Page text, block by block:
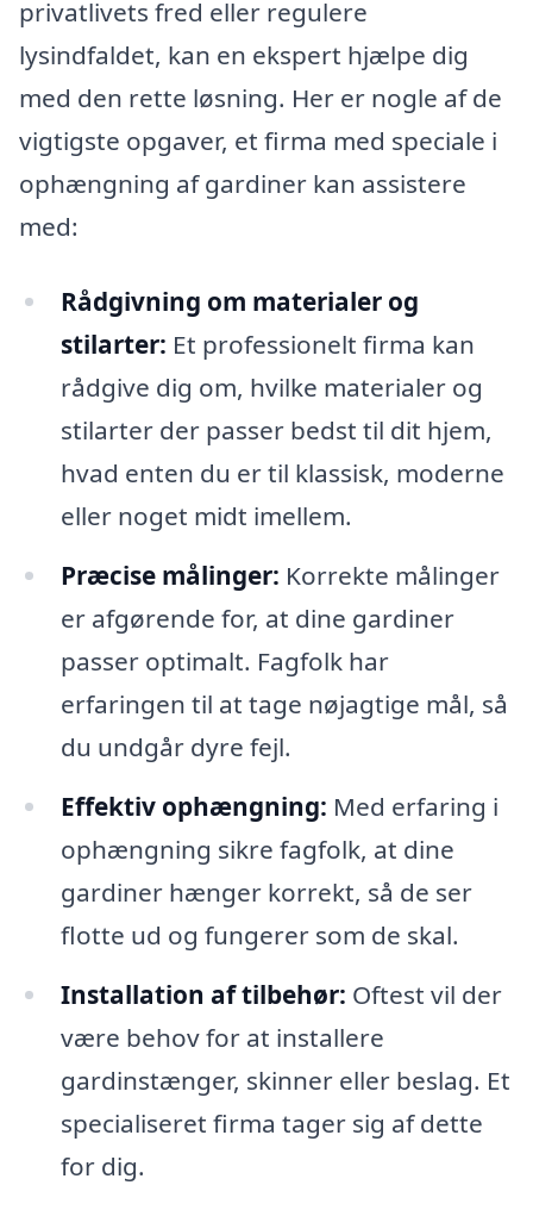
privatlivets fred eller regulere
lysindfaldet, kan en ekspert hjælpe dig
med den rette løsning. Her er nogle af de
vigtigste opgaver, et firma med speciale i
ophængning af gardiner kan assistere
med:
Rådgivning om materialer og
stilarter: Et professionelt firma kan
rådgive dig om, hvilke materialer og
stilarter der passer bedst til dit hjem,
hvad enten du er til klassisk, moderne
eller noget midt imellem.
Præcise målinger: Korrekte målinger
er afgørende for, at dine gardiner
passer optimalt. Fagfolk har
erfaringen til at tage nøjagtige mål, så
du undgår dyre fejl.
Effektiv ophængning: Med erfaring i
ophængning sikre fagfolk, at dine
gardiner hænger korrekt, så de ser
flotte ud og fungerer som de skal.
Installation af tilbehør: Oftest vil der
være behov for at installere
gardinstænger, skinner eller beslag. Et
specialiseret firma tager sig af dette
for dig.